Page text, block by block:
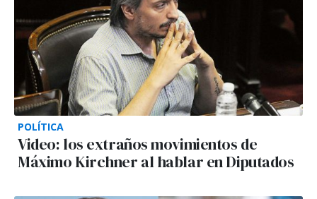
POLÍTICA
Video: los extraños movimientos de
Máximo Kirchner al hablar en Diputados